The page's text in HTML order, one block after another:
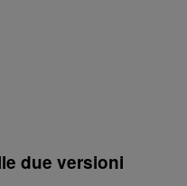
due versioni